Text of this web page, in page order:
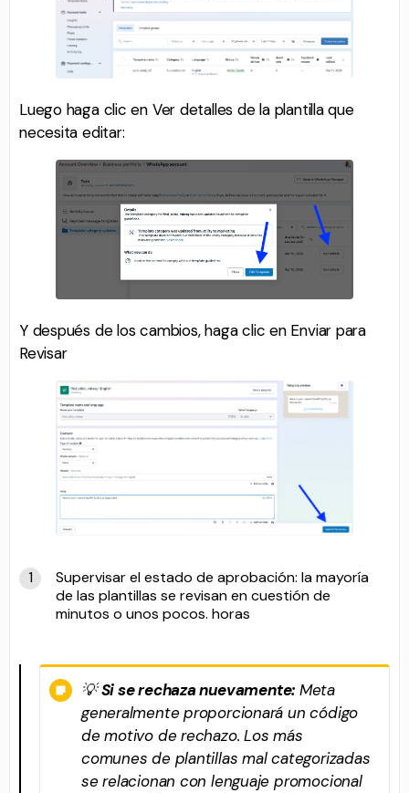
Luego haga clic en Ver detalles de la plantilla que
necesita editar:
Y después de los cambios, haga clic en Enviar para
Revisar
Supervisar el estado de aprobación: la mayoría
de las plantillas se revisan en cuestión de
minutos o unos pocos. horas
💡Si se rechaza nuevamente: Meta
generalmente proporcionará un código
de motivo de rechazo. Los más
comunes de plantillas mal categorizadas
se relacionan con lenguaje promocional